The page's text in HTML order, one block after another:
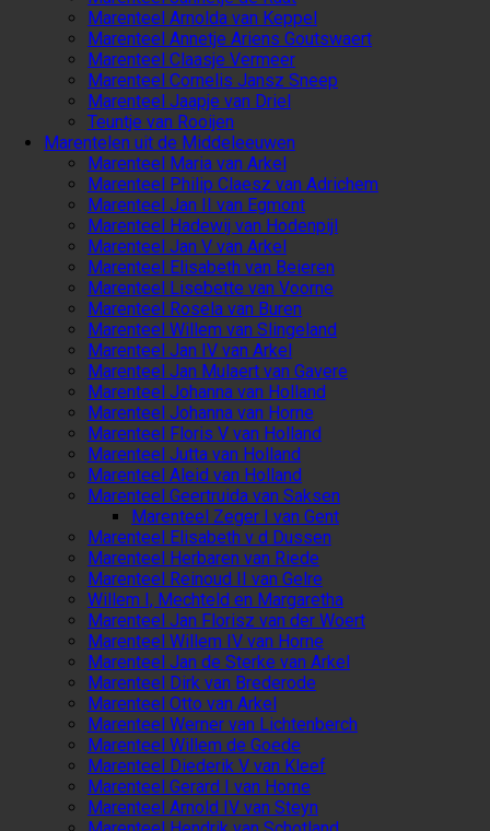
Marenteel Arnolda van Keppel
Marenteel Annetje Ariens Goutswaert
Marenteel Claasje Vermeer
Marenteel Cornelis Jansz Sneep
Marenteel Jaapje van Driel
Teuntje van Rooijen
Marentelen uit de Middeleeuwen
Marenteel Maria van Arkel
Marenteel Philip Claesz van Adrichem
Marenteel Jan II van Egmont
Marenteel Hadewij van Hodenpijl
Marenteel Jan V van Arkel
Marenteel Elisabeth van Beieren
Marenteel Lisebette van Voorne
Marenteel Rosela van Buren
Marenteel Willem van Slingeland
Marenteel Jan IV van Arkel
Marenteel Jan Mulaert van Gavere
Marenteel Johanna van Holland
Marenteel Johanna van Horne
Marenteel Floris V van Holland
Marenteel Jutta van Holland
Marenteel Aleid van Holland
Marenteel Geertruida van Saksen
Marenteel Zeger I van Gent
Marenteel Elisabeth v d Dussen
Marenteel Herbaren van Riede
Marenteel Reinoud II van Gelre
Willem I, Mechteld en Margaretha
Marenteel Jan Florisz van der Woert
Marenteel Willem IV van Horne
Marenteel Jan de Sterke van Arkel
Marenteel Dirk van Brederode
Marenteel Otto van Arkel
Marenteel Werner van Lichtenberch
Marenteel Willem de Goede
Marenteel Diederik V van Kleef
Marenteel Gerard I van Horne
Marenteel Arnold IV van Steyn